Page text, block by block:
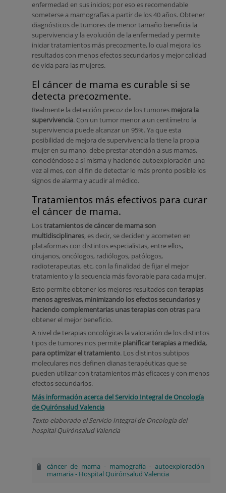
enfermedad en sus inicios; por eso es recomendable
someterse a mamografías a partir de los 40 años. Obtener
diagnósticos de tumores de menor tamaño beneficia la
supervivencia y la evolución de la enfermedad y permite
iniciar tratamientos más precozmente, lo cual mejora los
resultados con menos efectos secundarios y mejor calidad
de vida para las mujeres.
El cáncer de mama es curable si se
detecta precozmente.
Realmente la detección precoz de los tumores mejora la
supervivencia. Con un tumor menor a un centímetro la
supervivencia puede alcanzar un 95%. Ya que esta
posibilidad de mejora de supervivencia la tiene la propia
mujer en su mano, debe prestar atención a sus mamas,
conociéndose a sí misma y haciendo autoexploración una
vez al mes, con el fin de detectar lo más pronto posible los
signos de alarma y acudir al médico.
Tratamientos más efectivos para curar
el cáncer de mama.
Lostratamientos de cáncer de mama son
multidisciplinares, es decir, se deciden y acometen en
plataformas con distintos especialistas, entre ellos,
cirujanos, oncólogos, radiólogos, patólogos,
radioterapeutas, etc, con la finalidad de fijar el mejor
tratamiento y la secuencia más favorable para cada mujer.
Esto permite obtener los mejores resultados con terapias
menos agresivas, minimizando los efectos secundarios y
haciendo complementarias unas terapias con otras para
obtener el mejor beneficio.
A nivel de terapias oncológicas la valoración de los distintos
tipos de tumores nos permite planificar terapias a medida,
para optimizar el tratamiento. Los distintos subtipos
moleculares nos definen dianas terapéuticas que se
pueden utilizar con tratamientos más eficaces y con menos
efectos secundarios.
Más información acerca del Servicio Integral de Oncología
de Quirónsalud Valencia
Texto elaborado el Servicio Integral de Oncología del
hospital Quirónsalud Valencia
cáncer de mama - mamografía - autoexploración
mamaria - Hospital Quirónsalud Valencia